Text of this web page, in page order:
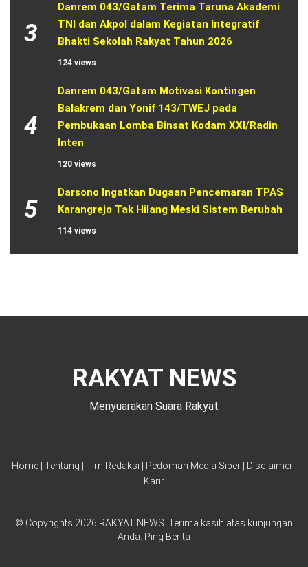
3
Danrem 043/Gatam Terima Taruna Akademi
TNI dan Akpol dalam Kegiatan Integratif
Bhakti Sekolah Rakyat Tahun 2026
124 views
4
Danrem 043/Gatam Motivasi Kontingen
Balakrem dan Yonif 143/TWEJ pada
Pembukaan Lomba Binsat Kodam XXI/Radin
Inten
120 views
5
Darsono Ingatkan Dugaan Pencemaran TPAS
Karangrejo Tak Hilang Meski Sistem Berubah
114 views
RAKYAT NEWS
Menyuarakan Suara Rakyat
Home| Tentang Tim Redaksi Pedoman Media Siber| Disclaimer|
Karir
© Copyrights 2026 RAKYAT NEWS. Terima kasih atas kunjungan
Anda Ping Berita